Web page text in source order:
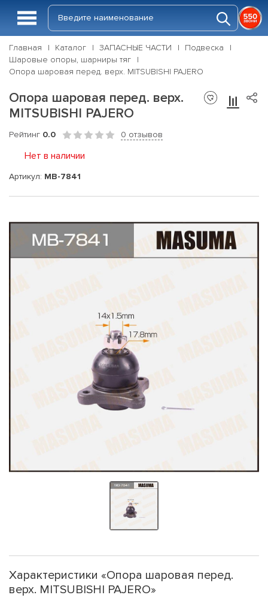
Главная Каталог ЗАПАСНЫЕ ЧАСТИ
Подвеска
Шаровые опоры, шарниры тяг
Опора шаровая перед. верх. MITSUBISHI PAJERO
Опора шаровая перед. верх.
MITSUBISHI PAJERO
Рейтинг 0.0 0 отзывов
Нет в наличии
Артикул: MB-7841
Характеристики «Опора шаровая перед.
верх. MITSUBISHI PAJERO»